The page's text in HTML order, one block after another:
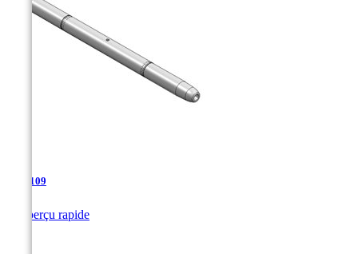
TJA-109
Aperçu rapide